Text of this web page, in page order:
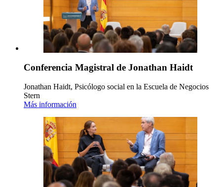
Conferencia Magistral de Jonathan Haidt
Jonathan Haidt, Psicólogo social en la Escuela de Negocios
Stern
Más información